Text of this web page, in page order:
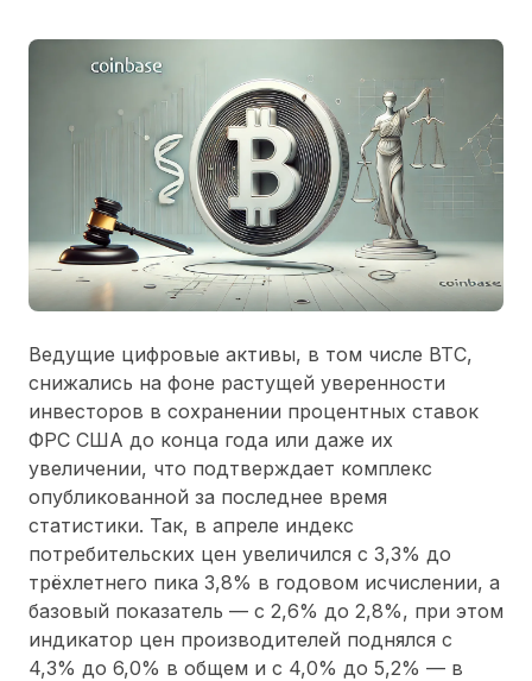
Ведущие цифровые активы, в том числе BTC,
снижались на фоне растущей уверенности
инвесторов в сохранении процентных ставок
ФРС США до конца года или даже их
увеличении, что подтверждает комплекс
опубликованной за последнее время
статистики. Так, в апреле индекс
потребительских цен увеличился с 3,3% до
трёхлетнего пика 3,8% в годовом исчислении, а
базовый показатель — с 2,6% до 2,8%, при этом
индикатор цен производителей поднялся с
4,3% до 6,0% в общем и с 4,0% до 5,2% — в